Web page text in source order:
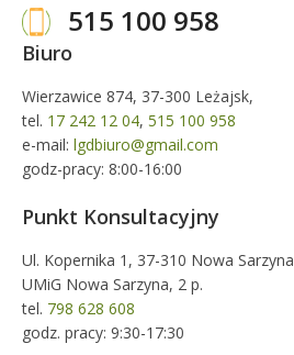
515 100 958
Biuro
Wierzawice 874, 37-300 Leżajsk,
tel. 17 242 12 04, 515 100 958
e-mail: lgdbiuro@gmail.com
godz-pracy: 8:00-16:00
Punkt Konsultacyjny
Ul. Kopernika 1, 37-310 Nowa Sarzyna
UMiG Nowa Sarzyna, 2 p.
tel. 798 628 608
godz. pracy: 9:30-17:30